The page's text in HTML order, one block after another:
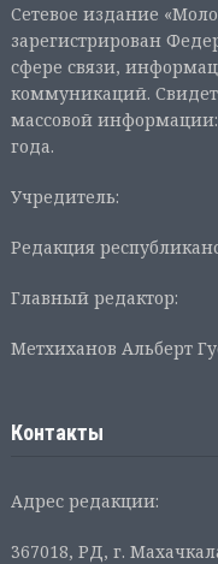
Сетевое издание
зарегистрирован
сфере связи,
коммуникаций.
массовой
года.
Учредитель:
Редакция
Главный редактор:
Метхиханов Альберт
Контакты
Адрес редакции:
367018, РД, г.